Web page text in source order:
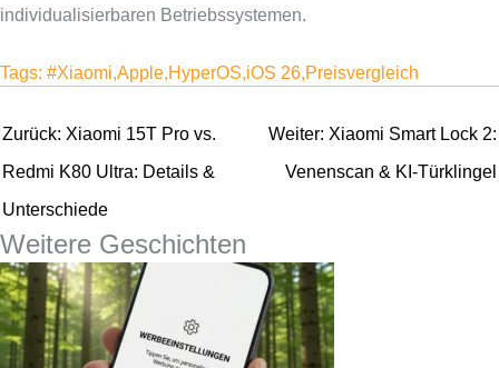
individualisierbaren Betriebssystemen.
Tags: #Xiaomi,Apple,HyperOS,iOS 26,Preisvergleich
Beitragsnavigation
Zurück: Xiaomi 15T Pro vs.
Redmi K80 Ultra: Details &
Unterschiede
Weiter: Xiaomi Smart Lock 2:
Venenscan & KI-Türklingel
Weitere Geschichten